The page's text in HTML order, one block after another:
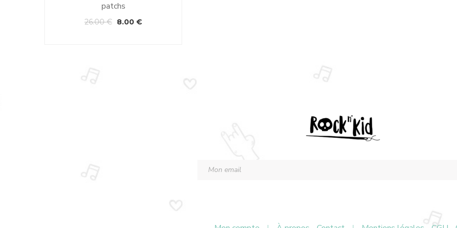
patchs
26.00€ 8.00 €